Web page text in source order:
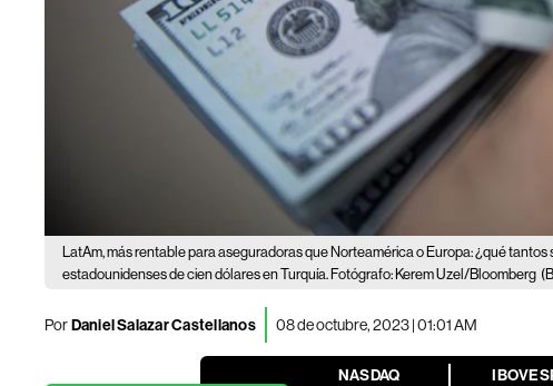
LatAm, más rentable para aseguradoras que Norteamérica o Europa: ¿qué tantos
estadounidenses de cien dólares en Turquía. Fotógrafo: Kerem Uzel/Bloomberg
PorDaniel Salazar Castellanos 08 de octubre, 2023 | 01:01 AM
NASDAQ